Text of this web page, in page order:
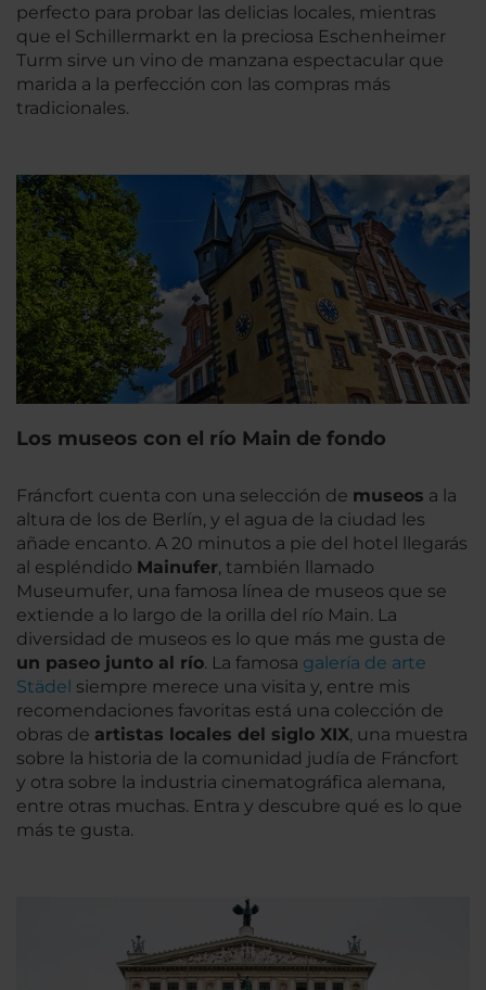
perfecto para probar las delicias locales, mientras
que el Schillermarkt en la preciosa Eschenheimer
Turm sirve un vino de manzana espectacular que
marida a la perfección con las compras más
tradicionales.
Los museos con el río Main de fondo
Fráncfort cuenta con una selección de museos a la
altura de los de Berlín, y el agua de la ciudad les
añade encanto. A 20 minutos a pie del hotel llegarás
al espléndido Mainufer, también llamado
Museumufer, una famosa línea de museos que se
extiende a lo largo de la orilla del río Main. La
diversidad de museos es lo que más me gusta de
un paseo junto al río. La famosa galería de arte
Städel siempre merece una visita y, entre mis
recomendaciones favoritas está una colección de
obras de artistas locales del siglo XIX, una muestra
sobre la historia de la comunidad judía de Fráncfort
y otra sobre la industria cinematográfica alemana,
entre otras muchas. Entra y descubre qué es lo que
más te gusta.